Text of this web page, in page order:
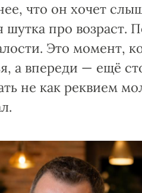
что он хочет
про возраст.
Это момент,
а впереди — ещё
не как реквием